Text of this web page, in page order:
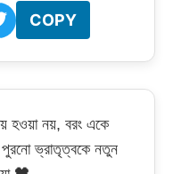
COPY
হওয়া নয়, বরং একে
ভ্রাতৃত্বকে নতুন